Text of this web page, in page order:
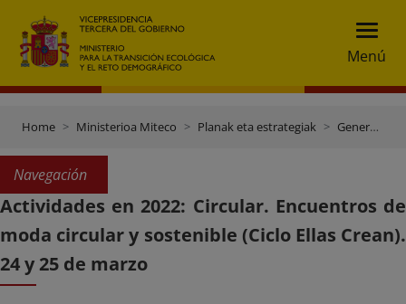
Menú
Home Ministerioa Miteco Planak eta estrategiak Genero Berdintasunerako Plana
Navegación
Actividades en 2022: Circular. Encuentros de
moda circular y sostenible (Ciclo Ellas Crean).
24 y 25 de marzo